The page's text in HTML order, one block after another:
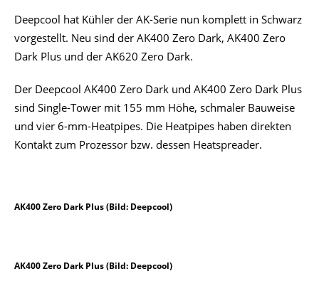
Deepcool hat Kühler der AK-Serie nun komplett in Schwarz
vorgestellt. Neu sind der AK400 Zero Dark, AK400 Zero
Dark Plus und der AK620 Zero Dark.
Der Deepcool AK400 Zero Dark und AK400 Zero Dark Plus
sind Single-Tower mit 155 mm Höhe, schmaler Bauweise
und vier 6-mm-Heatpipes. Die Heatpipes haben direkten
Kontakt zum Prozessor bzw. dessen Heatspreader.
AK400 Zero Dark Plus (Bild: Deepcool)
AK400 Zero Dark Plus (Bild: Deepcool)